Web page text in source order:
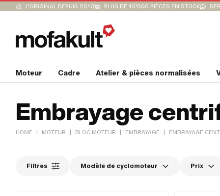
L'ORIGINAL DEPUIS 2010 PLUS DE 15'000 PIÈCES EN STOCK
Moteur Cadre Atelier & pièces normalisées
Embrayage
HOME | MOTEUR | BLOC MOTEUR | EMBRAYAGE | EMBRAYAGE
Filtres Modèle de cyclomoteur Prix